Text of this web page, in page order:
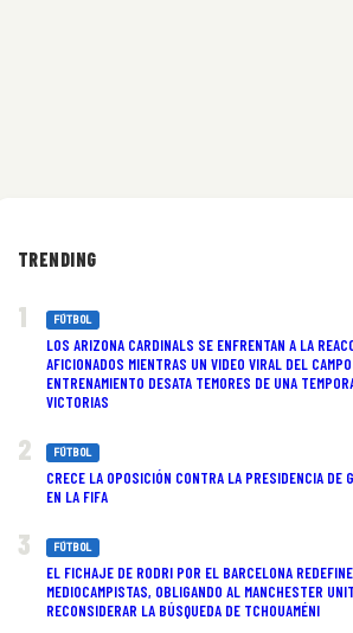
TRENDING
FÚTBOL
LOS ARIZONA CARDINALS SE ENFRENTAN A LA
AFICIONADOS MIENTRAS UN VIDEO VIRAL DEL
ENTRENAMIENTO DESATA TEMORES DE UNA
VICTORIAS
FÚTBOL
CRECE LA OPOSICIÓN CONTRA LA PRESIDENCIA DE
EN LA FIFA
FÚTBOL
EL FICHAJE DE RODRI POR EL BARCELONA
MEDIOCAMPISTAS, OBLIGANDO AL MANCHESTER
RECONSIDERAR LA BÚSQUEDA DE TCHOUAMÉNI